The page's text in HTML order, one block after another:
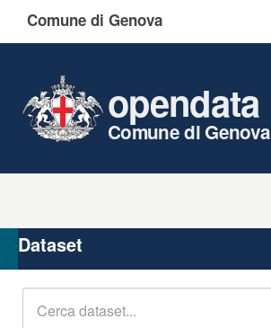
Comune di Genova
opendata
Comune di Genova
Organizzazioni
Gruppi
Dataset